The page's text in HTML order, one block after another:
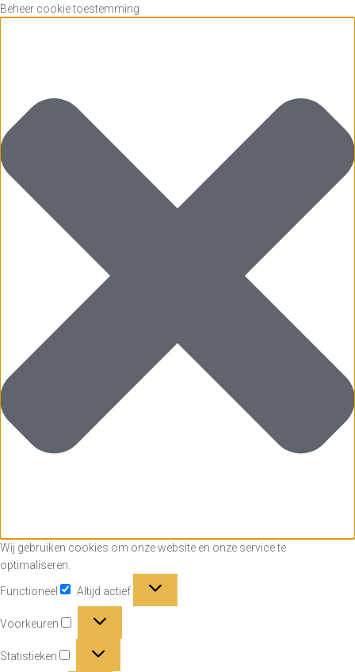
Beheer cookie toestemming
Wij gebruiken cookies om onze website en onze service te
optimaliseren.
Functioneel Altijd actief
Voorkeuren
Statistieken